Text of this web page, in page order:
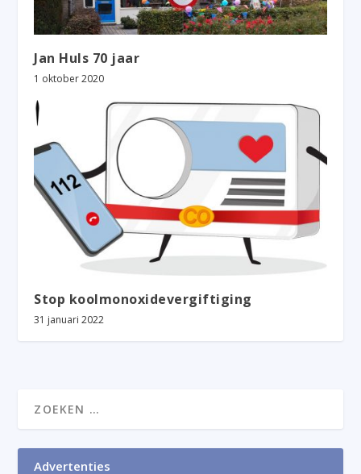
Jan Huls 70 jaar
1 oktober 2020
Stop koolmonoxidevergiftiging
31 januari 2022
Advertenties